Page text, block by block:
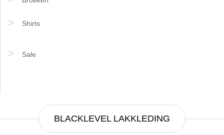
Shirts
Sale
BLACKLEVEL LAKKLEDING